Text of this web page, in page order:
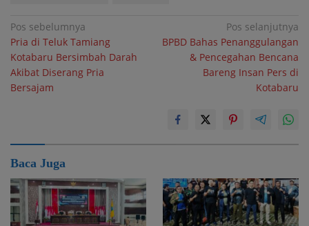
Navigasi
pos
Pos sebelumnya
Pria di Teluk Tamiang
Kotabaru Bersimbah Darah
Akibat Diserang Pria
Bersajam
Pos selanjutnya
BPBD Bahas Penanggulangan
& Pencegahan Bencana
Bareng Insan Pers di
Kotabaru
Baca Juga